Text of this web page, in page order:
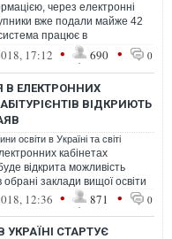
через електронні
вже подали майже 42
працює в
режимі.
17:12 • 690 • 0
В ЕЛЕКТРОННИХ
ВІДКРИЮТЬ
освіти в Україні та світі
кабінетах
відкрита можливість
обрані заклади вищої освіти
12:36 • 871 • 0
УКРАЇНІ СТАРТУЄ